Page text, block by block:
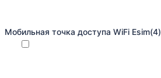
Мобильная точка доступа WiFi Esim(4)